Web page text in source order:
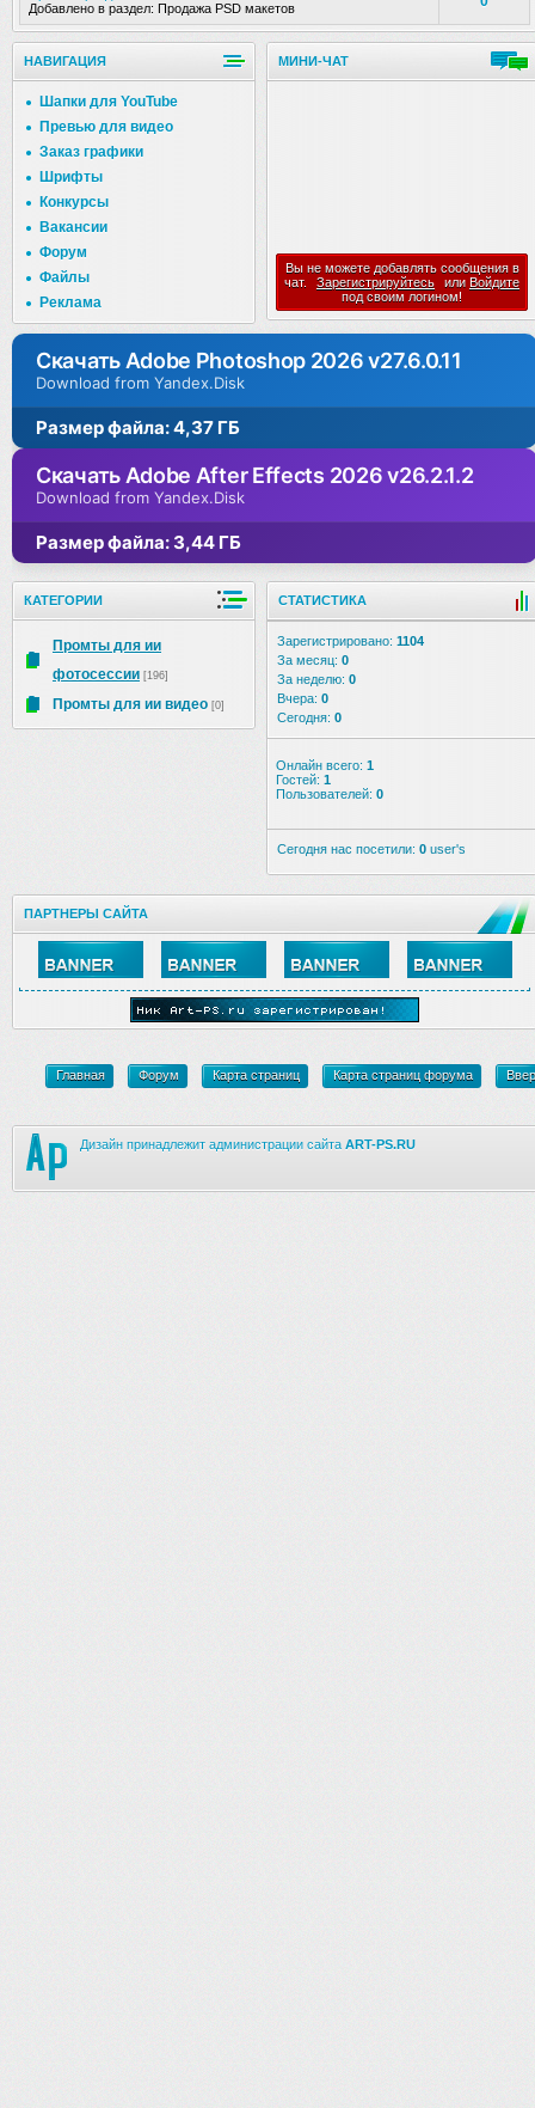
Добавлено в раздел: Продажа PSD макетов
НАВИГАЦИЯ
Шапки для YouTube
Превью для видео
Заказ графики
Шрифты
Конкурсы
Вакансии
Форум
Файлы
Реклама
МИНИ-ЧАТ
Вы не можете добавлять сообщения в
чат.
Зарегистрируйтесь или Войдите
под своим логином!
Скачать Adobe Photoshop 2026 v27.6.0.11
Download from Yandex.Disk
Размер файла: 4,37 ГБ
Скачать Adobe After Effects 2026 v26.2.1.2
Download from Yandex.Disk
Размер файла: 3,44 ГБ
КАТЕГОРИИ
Промты для ии
фотосессии [196]
Промты для ии видео [0]
СТАТИСТИКА
Зарегистрировано: 1104
За месяц: 0
За неделю: 0
Вчера: 0
Сегодня: 0
Онлайн всего: 1
Гостей: 1
Пользователей: 0
Сегодня нас посетили: 0 user's
ПАРТНЕРЫ САЙТА
Главная Форум Карта страниц Карта страниц форума
Дизайн принадлежит администрации сайта ART-PS.RU